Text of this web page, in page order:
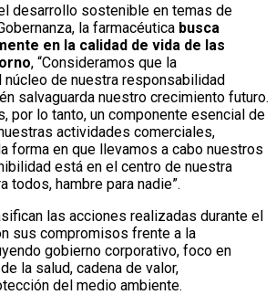
desarrollo sostenible en temas de
la farmacéutica busca
en la calidad de vida de las
, “Consideramos que la
de nuestra responsabilidad
salvaguarda nuestro crecimiento futuro.
por lo tanto, un componente esencial de
actividades comerciales,
forma en que llevamos a cabo nuestros
está en el centro de nuestra
todos, hambre para nadie”.
las acciones realizadas durante el
sus compromisos frente a la
gobierno corporativo, foco en
la salud, cadena de valor,
del medio ambiente.